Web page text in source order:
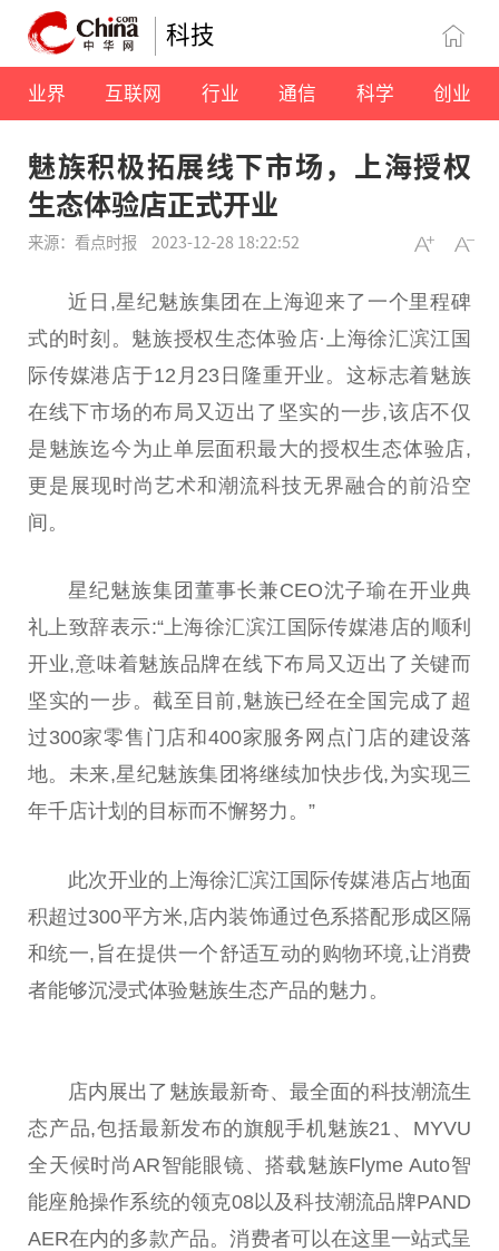
科技
业界 互联网 行业 通信 科学 创业
魅族积极拓展线下市场，上海授权
生态体验店正式开业
来源：看点时报 2023-12-28 18:22:52
近 日,星纪魅族集团在上海迎来了一个里程碑
式的时刻。魅族授权生态体验店·上海徐汇滨江国
际传媒港店于12月23日隆重开业。这标志着魅族
在线下市场的布局又迈出了坚实的一步,该店不仅
是魅族迄今为止单层面积最大的授权生态体验店,
更是展现时尚艺术和潮流科技无界融合的前沿空
间。
星纪魅族集团董事长兼CEO沈子瑜在开业典
礼上致辞表示:“上海徐汇滨江国际传媒港店的顺利
开业,意味着魅族品牌在线下布局又迈出了关键而
坚实的一步。截至目前,魅族已经在全国完成了超
过300家零售门店和400家服务网点门店的建设落
地。未来,星纪魅族集团将继续加快步伐,为实现三
年千店计划的目标而不懈努力。”
此次开业的上海徐汇滨江国际传媒港店占地面
积超过300平方米,店内装饰通过色系搭配形成区隔
和统一,旨在提供一个舒适互动的购物环境,让消费
者能够沉浸式体验魅族生态产品的魅力。
店内展出了魅族最新奇、最全面的科技潮流生
态产品,包括最新发布的旗舰手机魅族21、MYVU
全天候时尚AR智能眼镜、搭载魅族Flyme Auto智
能座舱操作系统的领克08以及科技潮流品牌PAND
AER在内的多款产品。消费者可以在这里一站式呈